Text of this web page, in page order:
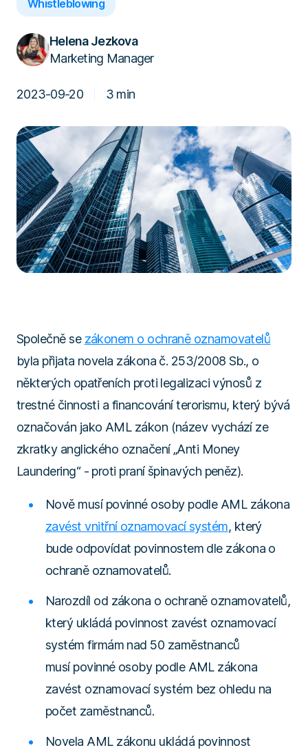
Poslat podnět
Whistleblowing
Helena Jezkova
Marketing Manager
2023-09-20 3 min
Společně se zákonem o ochraně oznamovatelů
byla přijata novela zákona č. 253/2008 Sb., o
některých opatřeních proti legalizaci výnosů z
trestné činnosti a financování terorismu, který bývá
označován jako AML zákon (název vychází ze
zkratky anglického označení „Anti Money
Laundering“ - proti praní špinavých peněz).
Nově musí povinné osoby podle AML zákona
zavést vnitřní oznamovací systém, který
bude odpovídat povinnostem dle zákona o
ochraně oznamovatelů.
Narozdíl od zákona o ochraně oznamovatelů,
který ukládá povinnost zavést oznamovací
systém firmám nad 50 zaměstnanců
musí povinné osoby podle AML zákona
zavést oznamovací systém bez ohledu na
počet zaměstnanců.
Novela AML zákonu ukládá povinnost